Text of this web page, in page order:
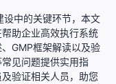
设中的关键环节，本文
助企业高效执行系统
GMP框架解读以及验
见问题提供实用指
验证相关人员，助您